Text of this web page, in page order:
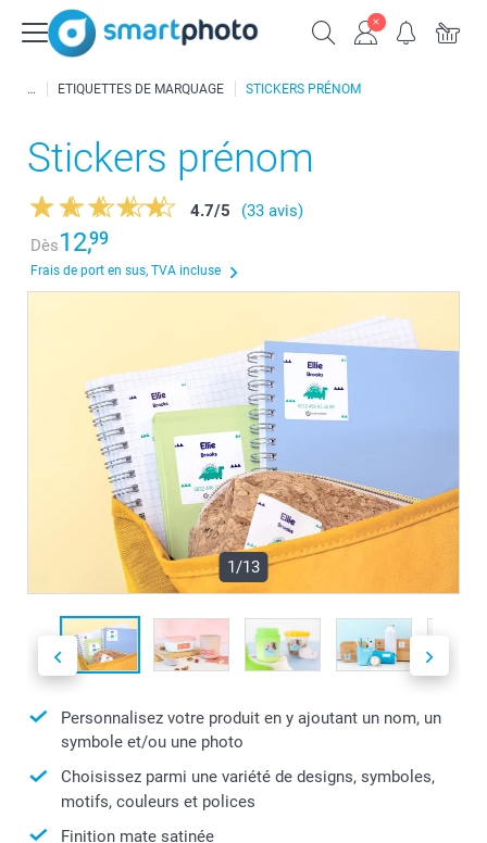
ETIQUETTES DE MARQUAGE STICKERS PRÉNOM
Stickers prénom
4.7/5
(33 avis)
Dès12,99
Frais de port en sus, TVA incluse
1/13
Personnalisez votre produit en y ajoutant un nom, un
symbole et/ou une photo
Choisissez parmi une variété de designs, symboles,
motifs, couleurs et polices
Finition mate satinée